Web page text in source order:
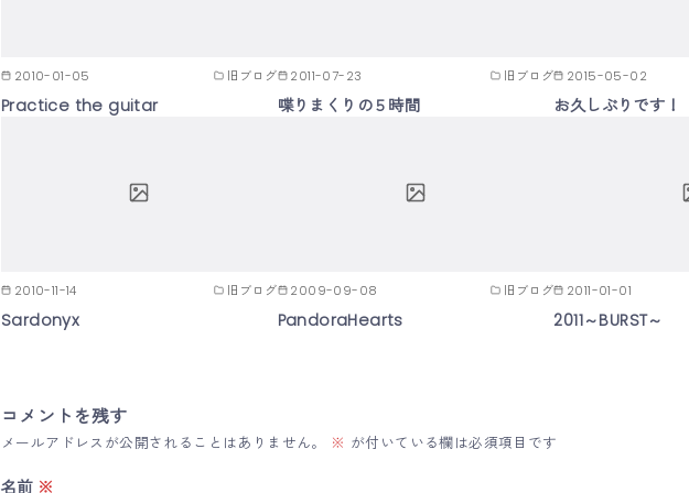
2010-01-05 旧ブログ
Practice the guitar
2011-07-23 旧ブログ
喋りまくりの５時間
2015-05-02
お久しぶりです！
2010-11-14 旧ブログ
Sardonyx
2009-09-08 旧ブログ
PandoraHearts
2011-01-01
2011～BURST～
コメントを残す
メールアドレスが公開されることはありません。 ※ が付いている欄は必須項目です
名前 ※